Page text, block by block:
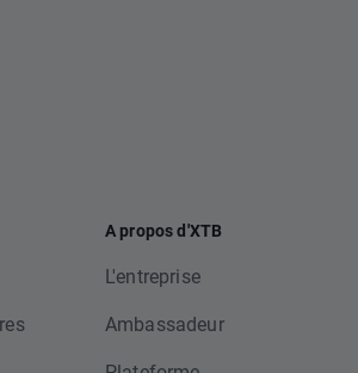
A propos d'XTB
L'entreprise
Ambassadeur